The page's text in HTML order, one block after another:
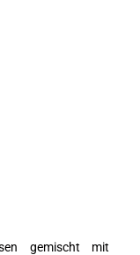
gemischt mit